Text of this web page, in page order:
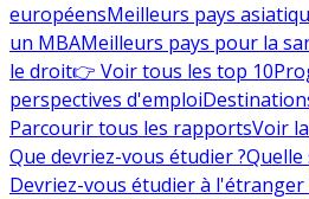
européensMeilleurs pays
un MBAMeilleurs pays pour la
le droit👉 Voir tous les top 10
perspectives d'emploi
Parcourir tous les rapportsVoir
Que devriez-vous étudier ?Quelle
Devriez-vous étudier à l'étranger